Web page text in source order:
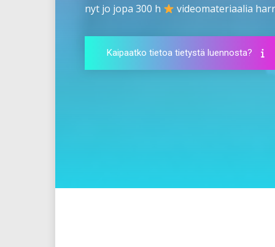
nyt jo jopa 300 h
videomateriaalia
Kaipaatko tietoa tietystä luennosta?